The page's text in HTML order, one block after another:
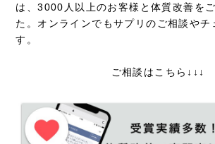
は、3000人以上のお客様と体質改善を
た。オンラインでもサプリのご相談やチ
す。
ご相談はこちら↓↓↓